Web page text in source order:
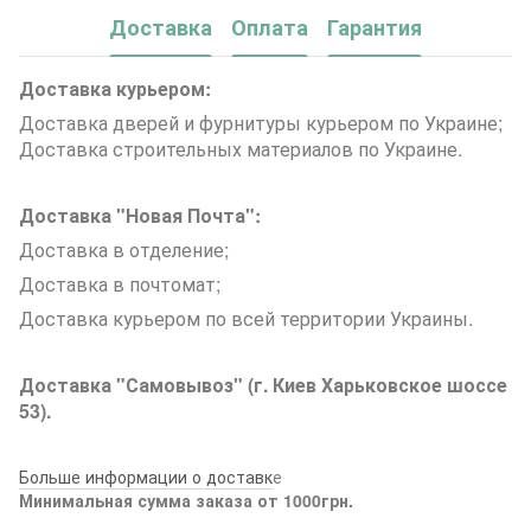
Доставка Оплата Гарантия
Доставка курьером:
Доставка дверей и фурнитуры курьером по Украине;
Доставка строительных материалов по Украине.
Доставка "Новая Почта":
Доставка в отделение;
Доставка в почтомат;
Доставка курьером по всей территории Украины.
Доставка "Самовывоз" (г. Киев Харьковское шоссе
53).
Больше информации о доставке
Минимальная сумма заказа от 1000грн.